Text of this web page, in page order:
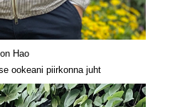
Hao
ookeani piirkonna juht